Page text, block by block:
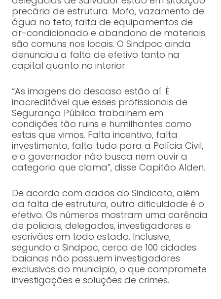
precária de estrutura. Mofo, vazamento de
água no teto, falta de equipamentos de
ar-condicionado e abandono de materiais
são comuns nos locais. O Sindpoc ainda
denunciou a falta de efetivo tanto na
capital quanto no interior.
“As imagens do descaso estão aí. É
inacreditável que esses profissionais de
Segurança Pública trabalhem em
condições tão ruins e humilhantes como
estas que vimos. Falta incentivo, falta
investimento, falta tudo para a Polícia Civil,
e o governador não busca nem ouvir a
categoria que clama”, disse Capitão Alden.
De acordo com dados do Sindicato, além
da falta de estrutura, outra dificuldade é o
efetivo. Os números mostram uma carência
de policiais, delegados, investigadores e
escrivães em todo estado. Inclusive,
segundo o Sindpoc, cerca de 100 cidades
baianas não possuem investigadores
exclusivos do município, o que compromete
investigações e soluções de crimes.